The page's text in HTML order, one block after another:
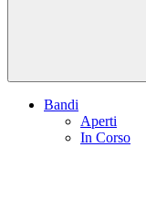
Bandi
Aperti
In Corso